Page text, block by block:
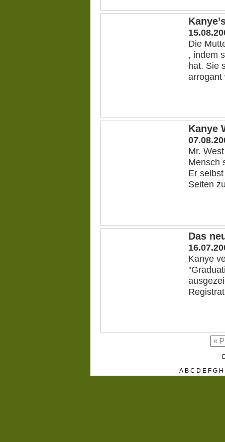
Die
, indem
hat. Sie
arrogant
Kanye
Mr.
Mensch
Er
Seiten
Das
Kanye
«
A B C D E F G H